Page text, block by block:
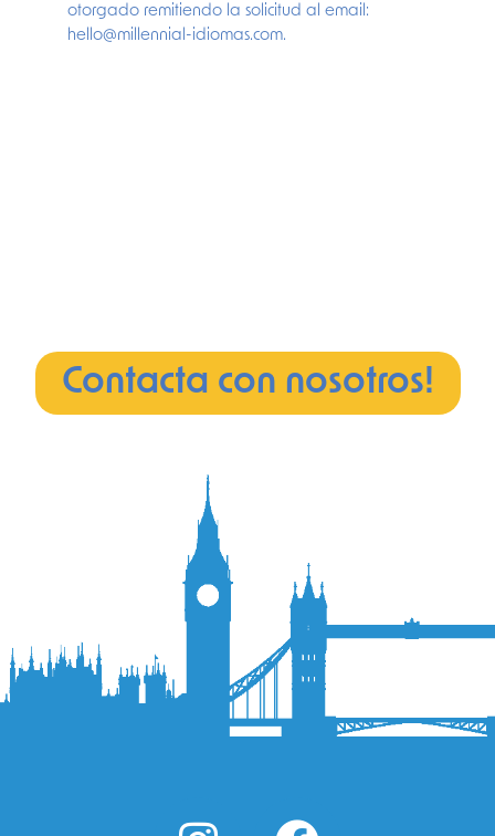
otorgado remitiendo la solicitud al email:
hello@millennial-idiomas.com.
Contacta con nosotros!